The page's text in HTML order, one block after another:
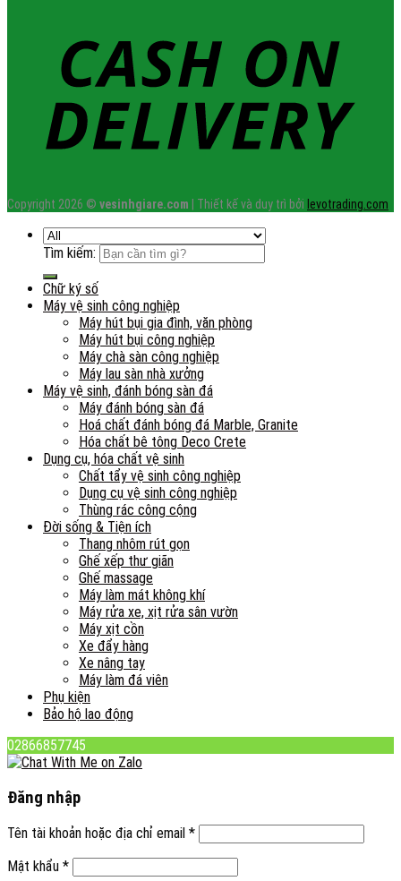
Copyright 2026 © vesinhgiare.com | Thiết kế và duy trì bởi levotrading.com
Tìm kiếm:
Chữ ký số
Máy vệ sinh công nghiệp
Máy hút bụi gia đình, văn phòng
Máy hút bụi công nghiệp
Máy chà sàn công nghiệp
Máy lau sàn nhà xưởng
Máy vệ sinh, đánh bóng sàn đá
Máy đánh bóng sàn đá
Hoá chất đánh bóng đá Marble, Granite
Hóa chất bê tông Deco Crete
Dụng cụ, hóa chất vệ sinh
Chất tẩy vệ sinh công nghiệp
Dụng cụ vệ sinh công nghiệp
Thùng rác công cộng
Đời sống & Tiện ích
Thang nhôm rút gọn
Ghế xếp thư giãn
Ghế massage
Máy làm mát không khí
Máy rửa xe, xịt rửa sân vườn
Máy xịt cồn
Xe đẩy hàng
Xe nâng tay
Máy làm đá viên
Phụ kiện
Bảo hộ lao động
02866857745
Đăng nhập
Tên tài khoản hoặc địa chỉ email *
Mật khẩu *